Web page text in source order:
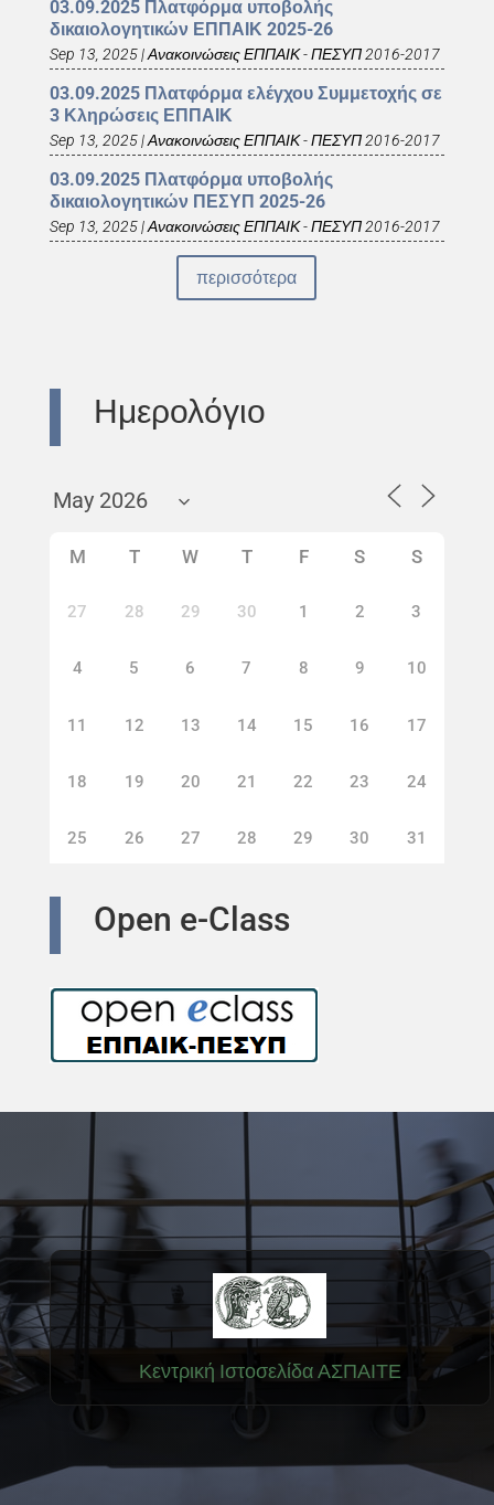
03.09.2025 Πλατφόρμα υποβολής
δικαιολογητικών ΕΠΠΑΙΚ 2025-26
Sep 13, 2025|Ανακοινώσεις ΕΠΠΑΙΚ - ΠΕΣΥΠ 2016-2017
03.09.2025 Πλατφόρμα ελέγχου Συμμετοχής σε
3 Κληρώσεις ΕΠΠΑΙΚ
Sep 13, 2025|Ανακοινώσεις ΕΠΠΑΙΚ - ΠΕΣΥΠ 2016-2017
03.09.2025 Πλατφόρμα υποβολής
δικαιολογητικών ΠΕΣΥΠ 2025-26
Sep 13, 2025|Ανακοινώσεις ΕΠΠΑΙΚ - ΠΕΣΥΠ 2016-2017
περισσότερα
Ημερολόγιο
M T W T F S S
27 28 29 30 1 2 3
4 5 6 7 8 9 10
11 12 13 14 15 16 17
18 19 20 21 22 23 24
25 26 27 28 29 30 31
Open e-Class
Κεντρική Ιστοσελίδα ΑΣΠΑΙΤΕ